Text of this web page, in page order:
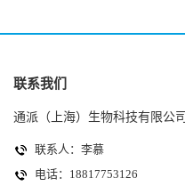
联系我们
通派（上海）生物科技有限公司
联系人：李慕
电话：18817753126